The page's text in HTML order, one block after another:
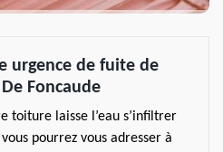
urgence de fuite de
Foncaude
toiture laisse l’eau s’infiltrer
pourrez vous adresser à